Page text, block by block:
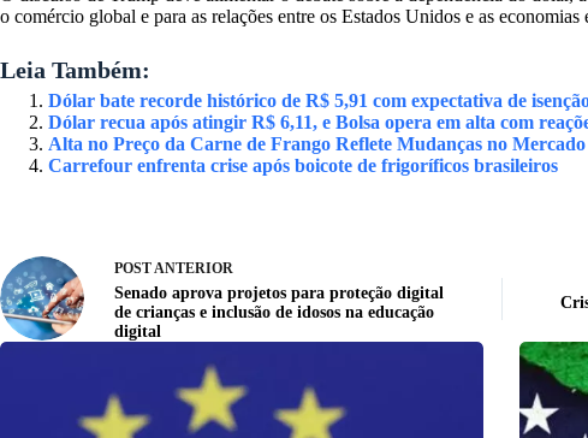
o comércio global e para as relações entre os Estados Unidos e as economias
Leia Também:
Dólar bate recorde histórico de R$ 5,91 com expectativa de
Dólar recua após atingir R$ 6,11, e Bolsa opera em alta com
Alta no Preço da Carne de Frango Reflete Mudanças no
Carrefour enfrenta crise após boicote de frigoríficos brasileiros
POSTANTERIOR
Senado aprova projetos para proteção digital
de crianças e inclusão de idosos na educação
digital